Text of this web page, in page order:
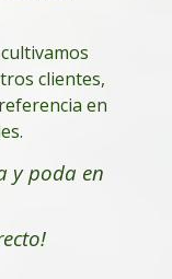
clientes,
en
y poda en